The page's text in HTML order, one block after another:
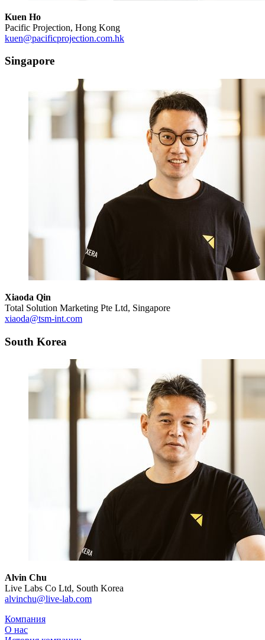
Kuen Ho
Pacific Projection, Hong Kong
kuen@pacificprojection.com.hk
Singapore
Xiaoda Qin
Total Solution Marketing Pte Ltd, Singapore
xiaoda@tsm-int.com
South Korea
Alvin Chu
Live Labs Co Ltd, South Korea
alvinchu@live-lab.com
Компания
О нас